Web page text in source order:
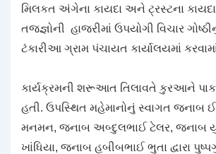
મિલકત અંગેના કાયદા અને ટ્રસ્ટના
તજજ્ઞોની હાજરીમાં ઉપયોગી વિચાર
ટંકારીઆ ગ્રામ પંચાયત કાર્યાલયમાં
કાર્યક્રમની શરૂઆત તિલાવતે કુરઆને
હતી. ઉપસ્થિત મહેમાનોનું સ્વાગત જનાબ
મનમન, જનાબ અબ્દુલભાઈ ટેલર, જનાબ
ખાંધિયા, જનાબ હબીબભાઈ ભુતા દ્વારા